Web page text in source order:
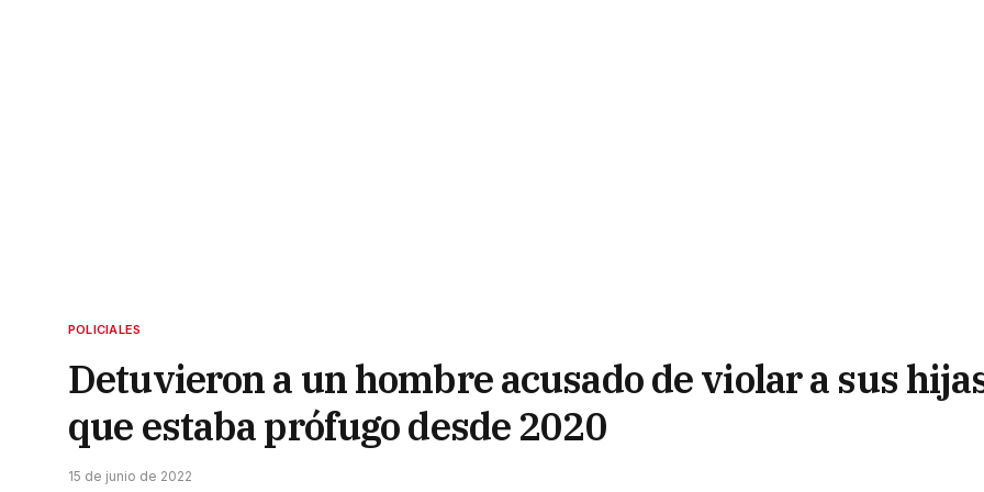
POLICIALES
Detuvieron a un hombre acusado de violar a sus
que estaba prófugo desde 2020
15 de junio de 2022